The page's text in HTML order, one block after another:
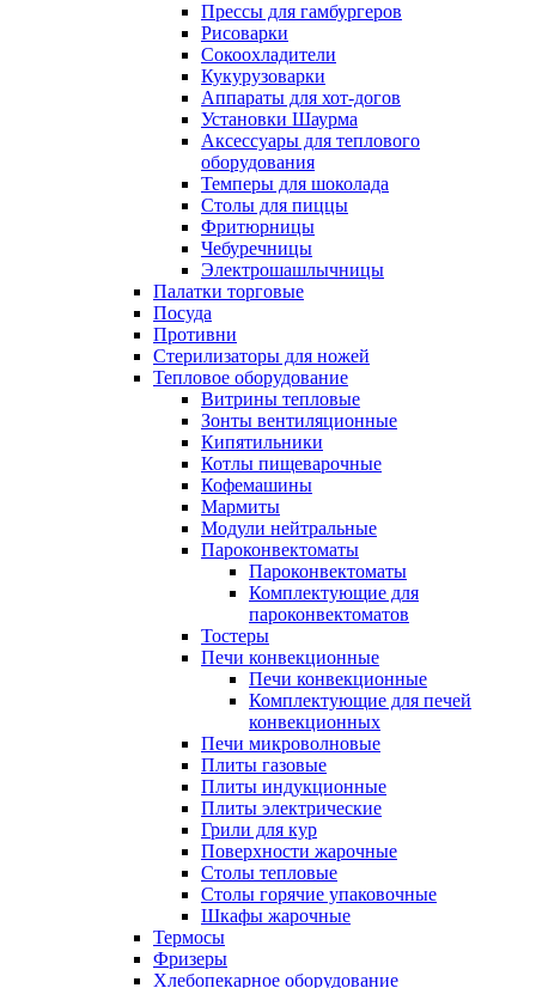
Прессы для гамбургеров
Рисоварки
Сокоохладители
Кукурузоварки
Аппараты для хот-догов
Установки Шаурма
Аксессуары для теплового
оборудования
Темперы для шоколада
Столы для пиццы
Фритюрницы
Чебуречницы
Электрошашлычницы
Палатки торговые
Посуда
Противни
Стерилизаторы для ножей
Тепловое оборудование
Витрины тепловые
Зонты вентиляционные
Кипятильники
Котлы пищеварочные
Кофемашины
Мармиты
Модули нейтральные
Пароконвектоматы
Пароконвектоматы
Комплектующие для
пароконвектоматов
Тостеры
Печи конвекционные
Печи конвекционные
Комплектующие для печей
конвекционных
Печи микроволновые
Плиты газовые
Плиты индукционные
Плиты электрические
Грили для кур
Поверхности жарочные
Столы тепловые
Столы горячие упаковочные
Шкафы жарочные
Термосы
Фризеры
Хлебопекарное оборудование